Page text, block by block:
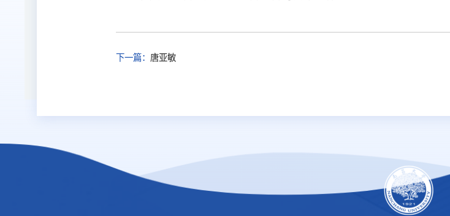
下一篇： 唐亚敏